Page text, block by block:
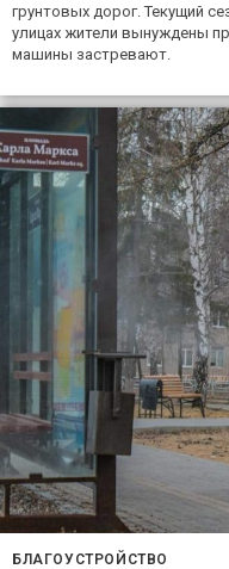
грунтовых дорог. Текущий
улицах жители вынуждены
машины застревают.
БЛАГОУСТРОЙСТВО